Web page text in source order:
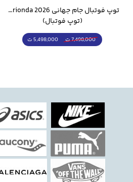
توپ فوتبال جام جهانی 2026 Trionda مشابه اورجینال
(توپ فوتبال)
7,498,000 ت 5,498,000 ت